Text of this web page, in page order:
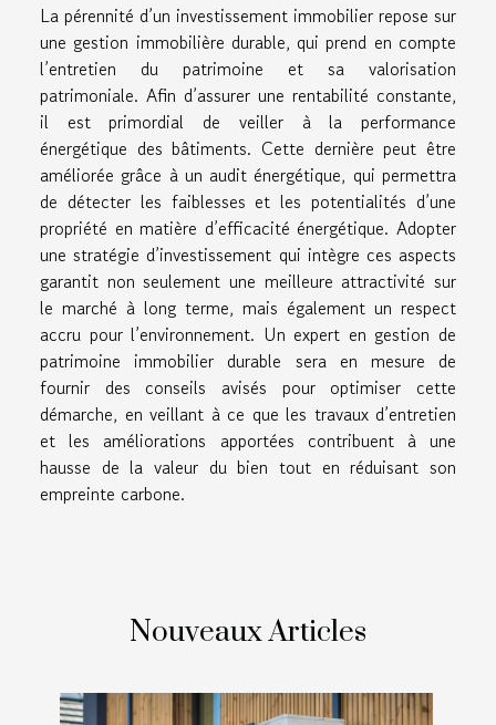
La pérennité d’un investissement immobilier repose sur
une gestion immobilière durable, qui prend en compte
l’entretien du patrimoine et sa valorisation
patrimoniale. Afin d’assurer une rentabilité constante,
il est primordial de veiller à la performance
énergétique des bâtiments. Cette dernière peut être
améliorée grâce à un audit énergétique, qui permettra
de détecter les faiblesses et les potentialités d’une
propriété en matière d’efficacité énergétique. Adopter
une stratégie d’investissement qui intègre ces aspects
garantit non seulement une meilleure attractivité sur
le marché à long terme, mais également un respect
accru pour l’environnement. Un expert en gestion de
patrimoine immobilier durable sera en mesure de
fournir des conseils avisés pour optimiser cette
démarche, en veillant à ce que les travaux d’entretien
et les améliorations apportées contribuent à une
hausse de la valeur du bien tout en réduisant son
empreinte carbone.
Nouveaux Articles